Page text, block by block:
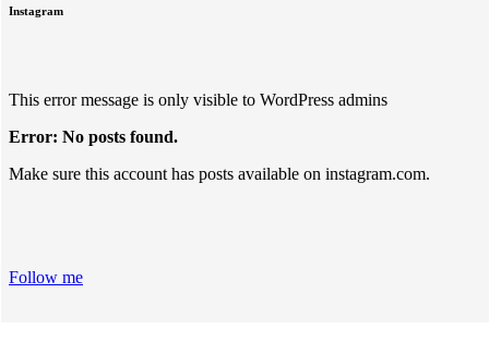
Instagram
This error message is only visible to WordPress admins
Error: No posts found.
Make sure this account has posts available on instagram.com.
Follow me